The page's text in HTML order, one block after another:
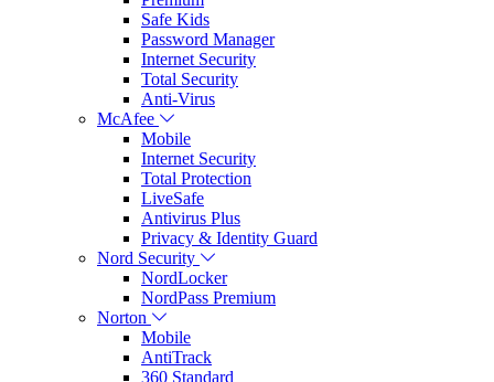
Safe Kids
Password Manager
Internet Security
Total Security
Anti-Virus
McAfee
Mobile
Internet Security
Total Protection
LiveSafe
Antivirus Plus
Privacy & Identity Guard
Nord Security
NordLocker
NordPass Premium
Norton
Mobile
AntiTrack
360 Standard